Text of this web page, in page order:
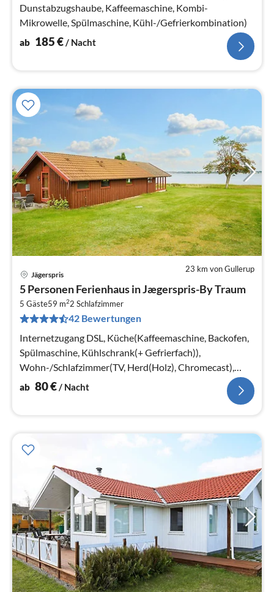
Dunstabzugshaube, Kaffeemaschine, Kombi-
Mikrowelle, Spülmaschine, Kühl-/Gefrierkombination)
ab 185€/ Nacht
23 km von Gullerup
Jägerspris
5 Personen Ferienhaus in Jægerspris-By Traum
5 Gäste59 m22 Schlafzimmer
42 Bewertungen
Internetzugang DSL, Küche(Kaffeemaschine, Backofen,
Spülmaschine, Kühlschrank(+ Gefrierfach)),
Wohn-/Schlafzimmer(TV, Herd(Holz), Chromecast),
Schlafzimmer(2x Einzelbett)
ab 80€/ Nacht